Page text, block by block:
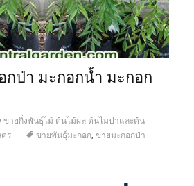
ป่า มะกอกน้ำ มะกอก
ขายกิ่งพันธุ์ไม้ ต้นไม้ผล ต้นไมป่าและต้น
ร ขายพันธุ์มะกอก, ขายมะกอกป่า